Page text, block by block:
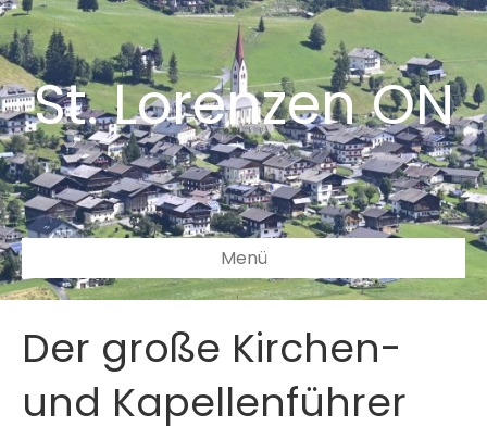
St. Lorenzen ON
Menü
Der große Kirchen-
und Kapellenführer